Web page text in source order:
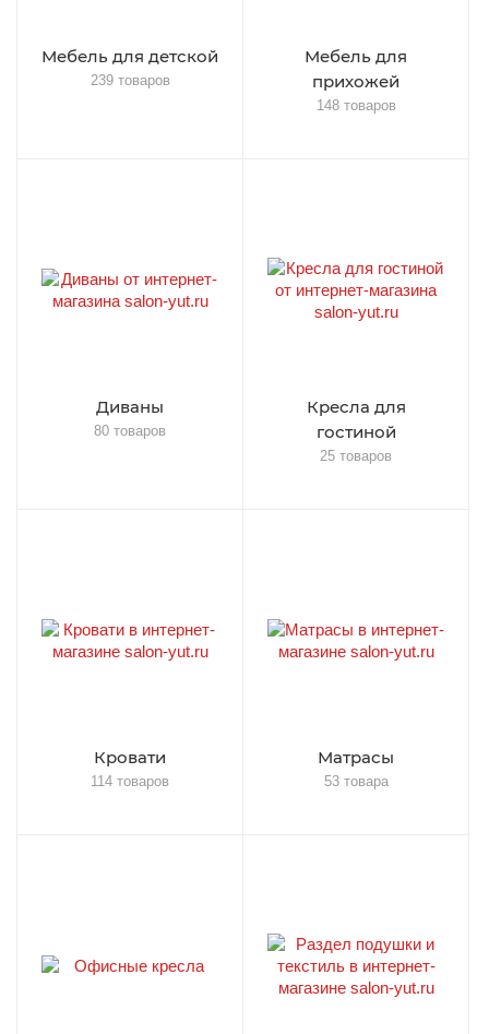
Мебель для детской
239 товаров
Мебель для
прихожей
148 товаров
Диваны
80 товаров
Кресла для
гостиной
25 товаров
Кровати
114 товаров
Матрасы
53 товара